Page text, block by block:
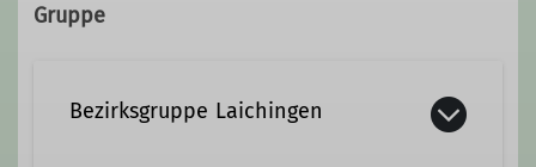
Ämter
Gruppe
Bezirksgruppe Laichingen